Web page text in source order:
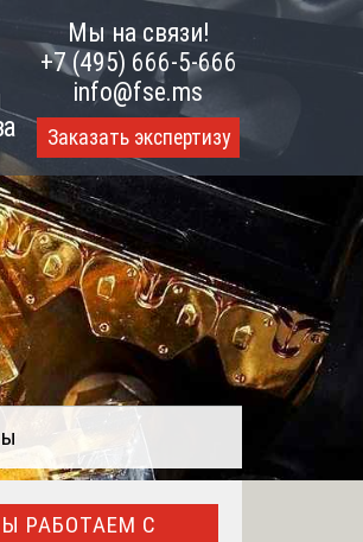
Мы на связи!
+7 (495) 666-5-666
info@fse.ms
Заказать экспертизу
РАБОТАЕМ С